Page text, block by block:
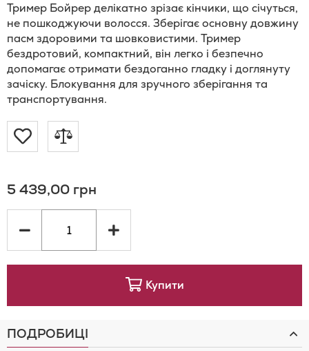
Тример Бойрер делікатно зрізає кінчики, що січуться,
не пошкоджуючи волосся. Зберігає основну довжину
пасм здоровими та шовковистими. Тример
бездротовий, компактний, він легко і безпечно
допомагає отримати бездоганно гладку і доглянуту
зачіску. Блокування для зручного зберігання та
транспортування.
Додати
Списку
Бажань
Додати
порівняння
5 439,00 грн
Купити
ПОДРОБИЦІ